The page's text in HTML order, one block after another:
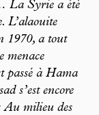
La Syrie a été
L’alaouite
1970, a tout
menace
passé à Hama
s’est encore
Au milieu des